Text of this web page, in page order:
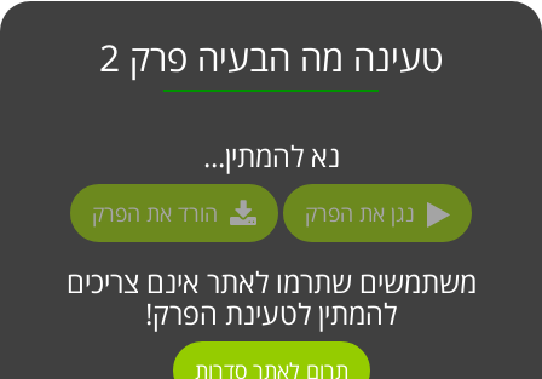
טעינה מה הבעיה פרק 2
נא להמתין...
נגן את הפרק הורד את הפרק
משתמשים שתרמו לאתר אינם צריכים
להמתין לטעינת הפרק!
תרום לאתר סדרות